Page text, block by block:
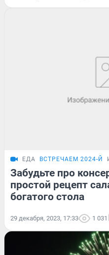
ЕДА ВСТРЕЧАЕМ 2024-Й
Забудьте про
простой рецепт
богатого стола
29 декабря, 2023, 17:33 1 031